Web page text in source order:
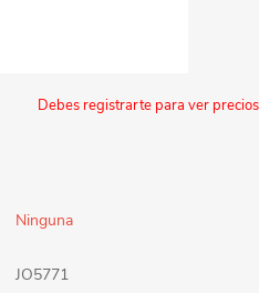
Debes registrarte para ver precios
Ninguna
JO5771